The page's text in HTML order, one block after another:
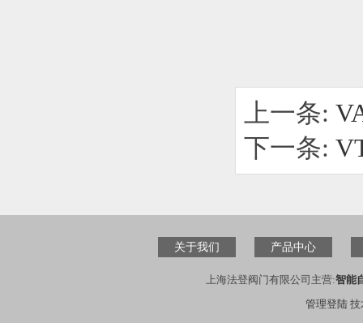
上一条:
下一条:
关于我们 产品中心
上海法登阀门有限公司主营:智能
管理登陆技